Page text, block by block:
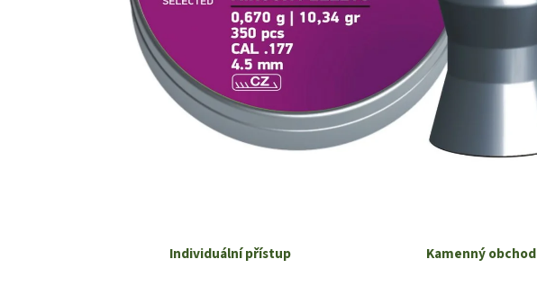
Individuální přístup Kamenný obchod